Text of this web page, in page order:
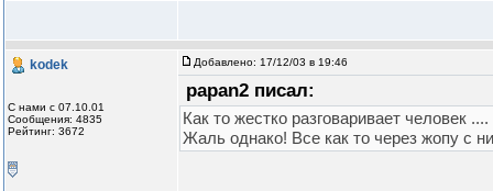
kodek
С нами с 07.10.01
Сообщения: 4835
Рейтинг: 3672
Добавлено: 17/12/03 в 19:46
papan2 писал:
Как то жестко разговаривает человек ....
Жаль однако! Все как то через жопу с